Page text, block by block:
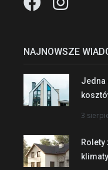
NAJNOWSZE
Jedna
3